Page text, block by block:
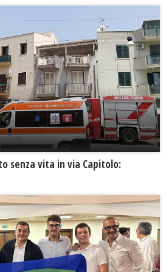
senza vita in via Capitolo: